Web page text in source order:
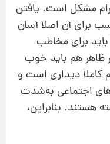
مشکل است. یافتن
برای آن اصلا آسان
برای مخاطب
ظاهر هم باید خوب
کاملا دیداری است و
اجتماعی به‌شدت
هستند. بنابراین،